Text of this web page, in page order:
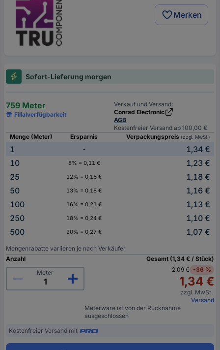
Merken
Sofort-Lieferung morgen
759 Meter
Filialverfügbarkeit
Verkauf und Versand:
Conrad Electronic
AGB
Kostenfreier Versand ab 100,00 €
Menge (Meter)
Ersparnis Verpackungspreis (zzgl. MwSt.)
1 -
1,34 €
10
8% = 0,11 €
1,23 €
25
12% = 0,16 €
1,18 €
50
13% = 0,18 €
1,16 €
100
16% = 0,21 €
1,13 €
250
18% = 0,24 €
1,10 €
500
20% = 0,27 € 1,07 €
Mengenrabatte variieren je nach Verkäufer
Anzahl
Meter
Gesamt (1,34 € / Stück)
2,09 € -36 %
1,34 €
zzgl. MwSt.
Versand
Meterware ist von der Rücknahme
ausgeschlossen
Kostenfreier Versand mit